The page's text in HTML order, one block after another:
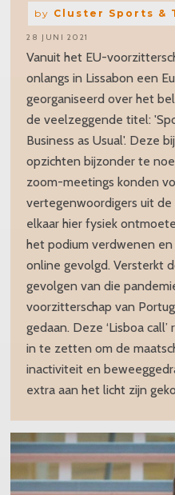
Vanuit het EU-
onlangs in Lissabon een
georganiseerd over het
de veelzeggende titel:
Business as Usual'. Deze
opzichten bijzonder te
zoom-meetings konden
vertegenwoordigers uit
elkaar hier fysiek
het podium verdwenen
online gevolgd. Versterkt
gevolgen van die
voorzitterschap van
gedaan. Deze ‘Lisboa
in te zetten om de
inactiviteit en
extra aan het licht zijn
by Cluster Sports &
28 JUNI 2021